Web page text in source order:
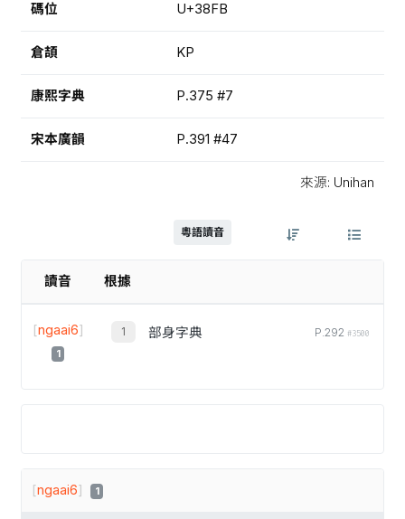
碼位 U+38FB
倉頡 KP
康熙字典 P.375 #7
宋本廣韻 P.391 #47
來源: Unihan
粵語讀音
讀音 根據
[ngaai6]
1
部身字典 P.292 #3500
[ngaai6] 1